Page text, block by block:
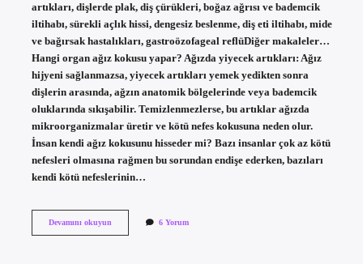
artıkları, dişlerde plak, diş çürükleri, boğaz ağrısı ve bademcik
iltihabı, sürekli açlık hissi, dengesiz beslenme, diş eti iltihabı, mide
ve bağırsak hastalıkları, gastroözofageal reflüDiğer makaleler…
Hangi organ ağız kokusu yapar? Ağızda yiyecek artıkları: Ağız
hijyeni sağlanmazsa, yiyecek artıkları yemek yedikten sonra
dişlerin arasında, ağzın anatomik bölgelerinde veya bademcik
oluklarında sıkışabilir. Temizlenmezlerse, bu artıklar ağızda
mikroorganizmalar üretir ve kötü nefes kokusuna neden olur.
İnsan kendi ağız kokusunu hisseder mi? Bazı insanlar çok az kötü
nefesleri olmasına rağmen bu sorundan endişe ederken, bazıları
kendi kötü nefeslerinin…
Devamını okuyunAğız
6 Yorum